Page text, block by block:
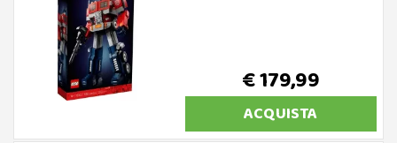
€ 179,99
ACQUISTA